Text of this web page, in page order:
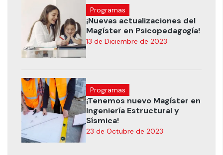
Programas
¡Nuevas actualizaciones del
Magíster en Psicopedagogía!
13 de Diciembre de 2023
Programas
¡Tenemos nuevo Magíster en
Ingeniería Estructural y
Sísmica!
23 de Octubre de 2023